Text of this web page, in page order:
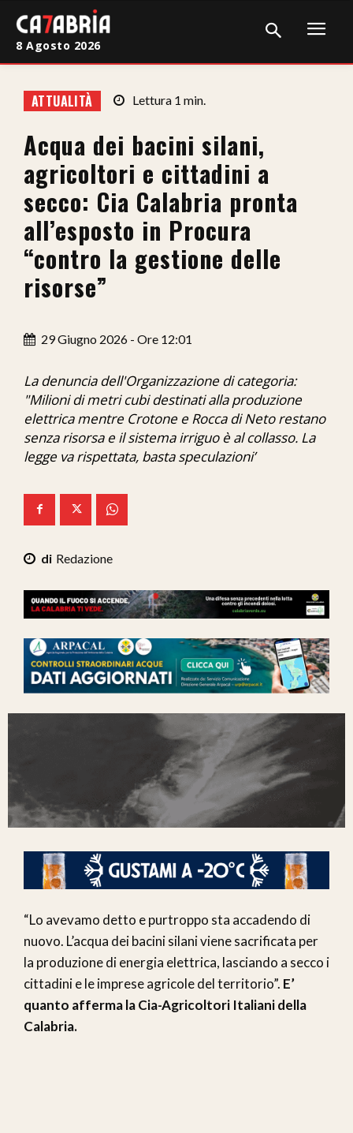
Cronaca
Giudiziaria
Politica
Sport
Attualità
Sanità
Economia
C7 Play
We Calabria
8 Agosto 2026
ATTUALITÀ Lettura 1 min.
Acqua dei bacini silani,
agricoltori e cittadini a
secco: Cia Calabria pronta
all’esposto in Procura
“contro la gestione delle
risorse”
29 Giugno 2026 - Ore 12:01
La denuncia dell'Organizzazione di categoria:
"Milioni di metri cubi destinati alla produzione
elettrica mentre Crotone e Rocca di Neto restano
senza risorsa e il sistema irriguo è al collasso. La
legge va rispettata, basta speculazioni’
Redazione
“Lo avevamo detto e purtroppo sta accadendo di
nuovo. L’acqua dei bacini silani viene sacrificata per
la produzione di energia elettrica, lasciando a secco i
cittadini e le imprese agricole del territorio”. E’
quanto afferma la Cia-Agricoltori Italiani della
Calabria.